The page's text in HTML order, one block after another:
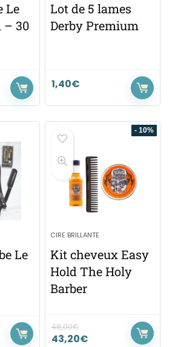
Le
– 30
Lot de 5 lames
Derby Premium
1,40€
Le
- 10%
CIRE BRILLANTE
Kit cheveux Easy
Hold The Holy
Barber
48,00€
43,20€